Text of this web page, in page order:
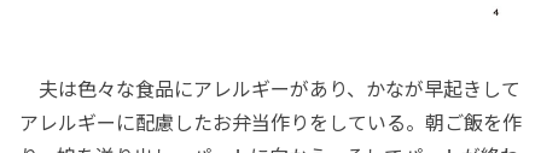
夫は色々な食品にアレルギーがあり、かなが早起きして
アレルギーに配慮したお弁当作りをしている。朝ご飯を作